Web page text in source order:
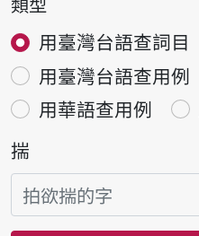
用臺灣台語查詞目
用臺灣台語查用例
用華語查用例
揣